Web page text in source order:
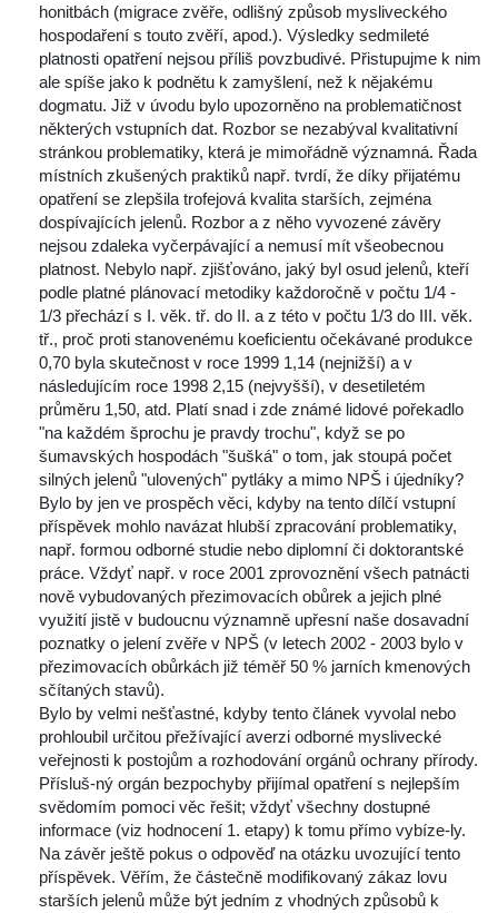
honitbách (migrace zvěře, odlišný způsob mysliveckého
hospodaření s touto zvěří, apod.). Výsledky sedmileté
platnosti opatření nejsou příliš povzbudivé. Přistupujme k nim
ale spíše jako k podnětu k zamyšlení, než k nějakému
dogmatu. Již v úvodu bylo upozorněno na problematičnost
některých vstupních dat. Rozbor se nezabýval kvalitativní
tránkou problematiky, která je mimořádně významná. Řada
místních zkušených praktiků např. tvrdí, že díky přijatému
opatření se zlepšila trofejová kvalita starších, zejména
dospívajících jelenů. Rozbor a z něho vyvozené závěry
nejsou zdaleka vyčerpávající a nemusí mít všeobecnou
platnost. Nebylo např. zjišťováno, jaký byl osud jelenů, kteří
podle platné plánovací metodiky každoročně v počtu 1/4 -
1/3 přechází s I. věk. tř. do II. a z této v počtu 1/3 do III. věk.
tř., proč proti stanovenému koeficientu očekávané produkce
0,70 byla skutečnost v roce 1999 1,14 (nejnižší) a v
následujícím roce 1998 2,15 (nejvyšší), v desetiletém
průměru 1,50, atd. Platí snad i zde známé lidové pořekadlo
"na každém šprochu je pravdy trochu", když se po
šumavských hospodách "šušká" o tom, jak stoupá počet
ilných jelenů "ulovených" pytláky a mimo NPŠ i újedníky?
Bylo by jen ve prospěch věci, kdyby na tento dílčí vstupní
příspěvek mohlo navázat hlubší zpracování problematiky,
např. formou odborné studie nebo diplomní či doktorantské
práce. Vždyť např. v roce 2001 zprovoznění všech patnácti
nově vybudovaných přezimovacích obůrek a jejich plné
využití jistě v budoucnu významně upřesní naše dosavadní
poznatky o jelení zvěře v NPŠ (v letech 2002 - 2003 bylo v
přezimovacích obůrkách již téměř 50 % jarních kmenových
čítaných stavů).
Bylo by velmi nešťastné, kdyby tento článek vyvolal nebo
prohloubil určitou přežívající averzi odborné myslivecké
veřejnosti k postojům a rozhodování orgánů ochrany přírody.
Přísluš-ný orgán bezpochyby přijímal opatření s nejlepším
vědomím pomoci věc řešit; vždyť všechny dostupné
informace (viz hodnocení 1. etapy) k tomu přímo vybíze-ly.
Na závěr ještě pokus o odpověď na otázku uvozující tento
příspěvek. Věřím, že částečně modifikovaný zákaz lovu
tarších jelenů může být jedním z vhodných způsobů k